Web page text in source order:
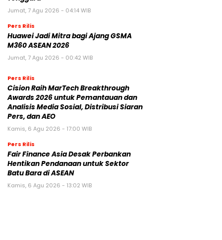
Jumat, 7 Agu 2026 - 04:14 WIB
Pers Rilis
Huawei Jadi Mitra bagi Ajang GSMA
M360 ASEAN 2026
Jumat, 7 Agu 2026 - 00:42 WIB
Pers Rilis
Cision Raih MarTech Breakthrough
Awards 2026 untuk Pemantauan dan
Analisis Media Sosial, Distribusi Siaran
Pers, dan AEO
Kamis, 6 Agu 2026 - 17:00 WIB
Pers Rilis
Fair Finance Asia Desak Perbankan
Hentikan Pendanaan untuk Sektor
Batu Bara di ASEAN
Kamis, 6 Agu 2026 - 13:02 WIB